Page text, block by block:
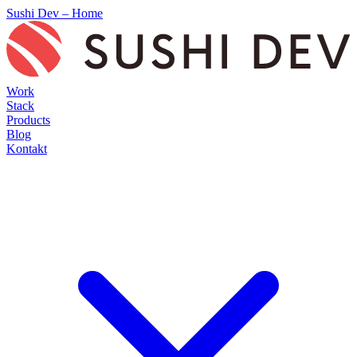
Sushi Dev – Home
Work
Stack
Products
Blog
Kontakt